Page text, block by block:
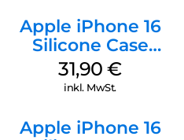
Apple iPhone 16
Silicone Case
MagSafe Fuchsia
31,90€
inkl. MwSt.
Apple iPhone 16